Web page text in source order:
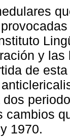
y
de
cambios
1970.